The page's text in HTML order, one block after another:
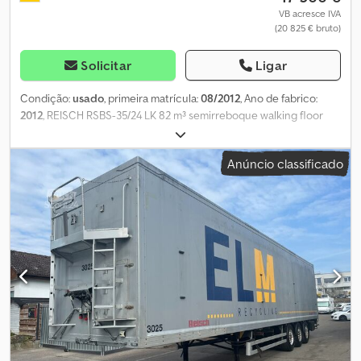
com um prazo de 12, 24, 36, 48 ou 60 meses. Todas as fotos e mais
informações podem ser encontradas em [endereço web] ou
contacte-nos diretamente.
VB acresce IVA
(20 825 € bruto)
Solicitar Ligar
Condição:usado, primeira matrícula:08/2012, Ano de fabrico:
2012, REISCH RSBS-35/24 LK 82 m³ semirreboque walking floor
com funil para grãos PISO: ESTADO MUITO BOM! ● Estrutura:
totalmente em alumínio ● Chassi: aço ● Volume: 82 m³ ● 3 eixos
BPW-ECO Plus ● suspensão pneumática ● eixo elevatório ●
sistema de elevação/abaixamento ● freios a disco ● plataforma ●
funil para grãos e abertura traseira ● lona rolante ● parede
deslizante de alumínio ● travamento hidráulico ● WABCO
Smartboard ● ABS ● Rodas ALCOA ● Pneus: 385/65 R 22.5 ● Perfil
dos pneus: 14/13 * 9/13 * 5/13 ● Peso bruto: 35.000 kg ● Peso vazio:
7.750 kg! Cedpfxjyutyxs Algeha ● Comprimento total: 14.050 mm ●
Dimensões internas (incl. funil de grãos): 12.600 x 2.470 x 2.510 mm
- semirreboque alemão! - 1º proprietário! - Inspeção TÜV/HU:
nova! Erros e venda prévia reservados! = Mais informações =
Entre em contato com Joannis Arpantzanis ou Kai Bühler para
mais informações.
Anúncio classificado